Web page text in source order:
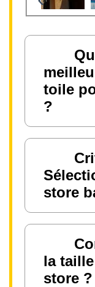
toile
?
store
la
store ?